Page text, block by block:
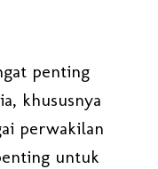
penting
khususnya
perwakilan
untuk